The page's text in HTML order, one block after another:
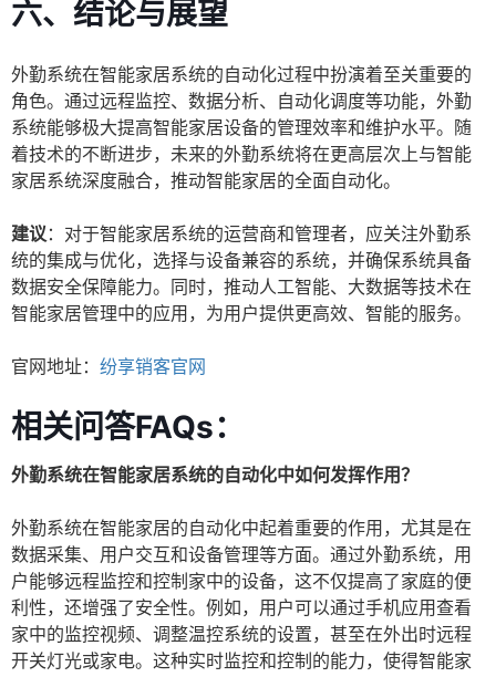
六、结论与展望
外勤系统在智能家居系统的自动化过程中扮演着至关重要的
角色。通过远程监控、数据分析、自动化调度等功能，外勤
系统能够极大提高智能家居设备的管理效率和维护水平。随
着技术的不断进步，未来的外勤系统将在更高层次上与智能
家居系统深度融合，推动智能家居的全面自动化。
建议：对于智能家居系统的运营商和管理者，应关注外勤系
统的集成与优化，选择与设备兼容的系统，并确保系统具备
数据安全保障能力。同时，推动人工智能、大数据等技术在
智能家居管理中的应用，为用户提供更高效、智能的服务。
官网地址： 纷享销客官网
相关问答FAQs：
外勤系统在智能家居系统的自动化中如何发挥作用？
外勤系统在智能家居的自动化中起着重要的作用，尤其是在
数据采集、用户交互和设备管理等方面。通过外勤系统，用
户能够远程监控和控制家中的设备，这不仅提高了家庭的便
利性，还增强了安全性。例如，用户可以通过手机应用查看
家中的监控视频、调整温控系统的设置，甚至在外出时远程
开关灯光或家电。这种实时监控和控制的能力，使得智能家